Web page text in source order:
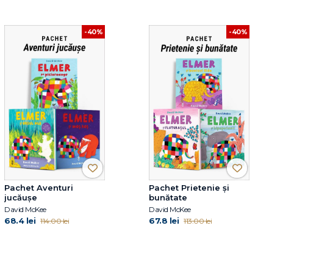
-40%
Pachet Aventuri
jucăușe
David McKee
68.4 lei 114.00 lei
-40%
Pachet Prietenie și
bunătate
David McKee
67.8 lei 113.00 lei